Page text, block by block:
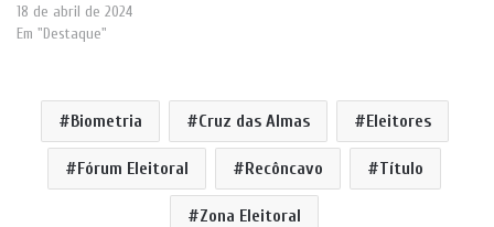
18 de abril de 2024
Em "Destaque"
Biometria Cruz das Almas Eleitores
Fórum Eleitoral Recôncavo Título
Zona Eleitoral